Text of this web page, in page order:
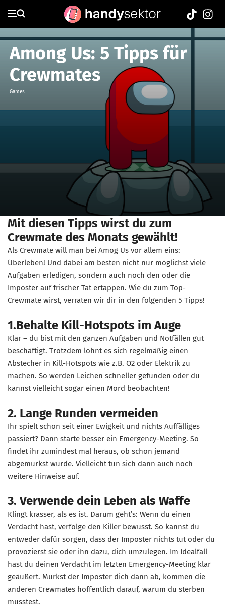
Among Us: 5 Tipps für
Crewmates
Games
Mit diesen Tipps wirst du zum
Crewmate des Monats gewählt!
Als Crewmate will man bei Amog Us vor allem eins:
Überleben! Und dabei am besten nicht nur möglichst viele
Aufgaben erledigen, sondern auch noch den oder die
Imposter auf frischer Tat ertappen. Wie du zum Top-
Crewmate wirst, verraten wir dir in den folgenden 5 Tipps!
1.Behalte Kill-Hotspots im Auge
Klar – du bist mit den ganzen Aufgaben und Notfällen gut
beschäftigt. Trotzdem lohnt es sich regelmäßig einen
Abstecher in Kill-Hotspots wie z.B. O2 oder Elektrik zu
machen. So werden Leichen schneller gefunden oder du
kannst vielleicht sogar einen Mord beobachten!
2. Lange Runden vermeiden
Ihr spielt schon seit einer Ewigkeit und nichts Auffälliges
passiert? Dann starte besser ein Emergency-Meeting. So
findet ihr zumindest mal heraus, ob schon jemand
abgemurkst wurde. Vielleicht tun sich dann auch noch
weitere Hinweise auf.
3. Verwende dein Leben als Waffe
Klingt krasser, als es ist. Darum geht’s: Wenn du einen
Verdacht hast, verfolge den Killer bewusst. So kannst du
entweder dafür sorgen, dass der Imposter nichts tut oder du
provozierst sie oder ihn dazu, dich umzulegen. Im Idealfall
hast du deinen Verdacht im letzten Emergency-Meeting klar
geäußert. Murkst der Imposter dich dann ab, kommen die
anderen Crewmates hoffentlich darauf, warum du sterben
musstest.